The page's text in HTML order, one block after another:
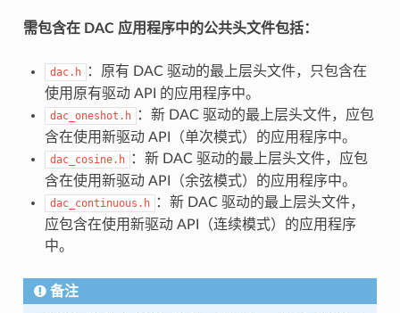
需包含在 DAC 应用程序中的公共头文件包括：
dac.h
：原有 DAC 驱动的最上层头文件，只包含在
使用原有驱动 API 的应用程序中。
dac_oneshot.h
：新 DAC 驱动的最上层头文件，应包
含在使用新驱动 API（单次模式）的应用程序中。
dac_cosine.h
：新 DAC 驱动的最上层头文件，应包
含在使用新驱动 API（余弦模式）的应用程序中。
dac_continuous.h
：新 DAC 驱动的最上层头文件，
应包含在使用新驱动 API（连续模式）的应用程序
中。
备注